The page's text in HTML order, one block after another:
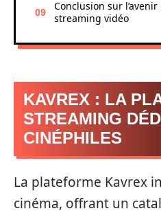
Conclusion sur
streaming vidéo
KAVREX : LA
STREAMING
CINÉPHILES
La plateforme Kavrex
cinéma, offrant un